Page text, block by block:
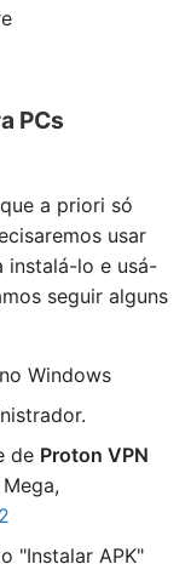
PCs
a priori só
usar
instalá-lo e usá-
seguir alguns
no Windows
de Proton VPN
"Instalar APK"